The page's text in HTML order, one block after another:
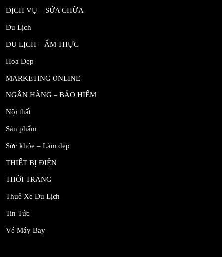
DỊCH VỤ – SỬA CHỮA
Du Lịch
DU LỊCH – ẨM THỰC
Hoa Đẹp
MARKETING ONLINE
NGÂN HÀNG – BẢO HIỂM
Nội thất
Sản phẩm
Sức khỏe – Làm đẹp
THIẾT BỊ ĐIỆN
THỜI TRANG
Thuê Xe Du Lịch
Tin Tức
Vé Máy Bay